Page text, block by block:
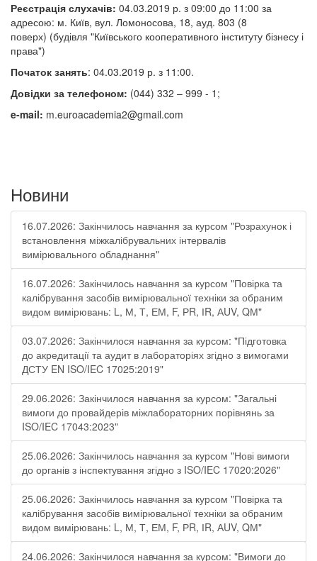
Реєстрація слухачів: 04.03.2019 р. з 09:00 до 11:00 за
адресою: м. Київ, вул. Ломоносова, 18, ауд. 803 (8
поверх) (будівля "Київського кооперативного інституту бізнесу і
права")
Початок занять: 04.03.2019 р. з 11:00.
Довідки за телефоном: (044) 332 – 999 - 1;
e-mail: m.euroacademia2@gmail.com
Новини
16.07.2026: Закінчилось навчання за курсом "Розрахунок і
встановлення міжкалібрувальних інтервалів
вимірювального обладнання"
16.07.2026: Закінчилось навчання за курсом "Повірка та
калібрування засобів вимірювальної техніки за обраним
видом вимірювань: L, М, Т, ЕМ, F, РR, ІR, АUV, QМ"
03.07.2026: Закінчилося навчання за курсом: "Підготовка
до акредитації та аудит в лабораторіях згідно з вимогами
ДСТУ EN ISO/IEC 17025:2019"
29.06.2026: Закінчилося навчання за курсом: "Загальні
вимоги до провайдерів міжлабораторних порівнянь за
ISO/IEC 17043:2023"
25.06.2026: Закінчилось навчання за курсом "Нові вимоги
до органів з інспектування згідно з ISO/IEC 17020:2026"
25.06.2026: Закінчилось навчання за курсом "Повірка та
калібрування засобів вимірювальної техніки за обраним
видом вимірювань: L, М, Т, ЕМ, F, РR, ІR, АUV, QМ"
24.06.2026: Закінчилося навчання за курсом: "Вимоги до